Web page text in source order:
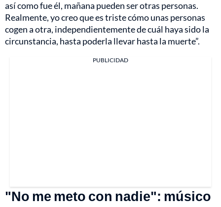
así como fue él, mañana pueden ser otras personas.
Realmente, yo creo que es triste cómo unas personas
cogen a otra, independientemente de cuál haya sido la
circunstancia, hasta poderla llevar hasta la muerte”.
PUBLICIDAD
"No me meto con nadie": músico